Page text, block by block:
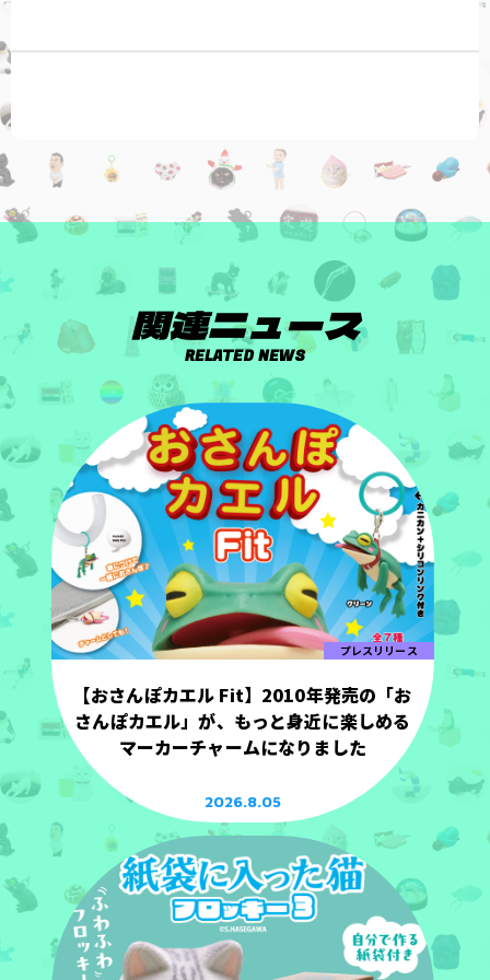
関連ニュース
RELATED NEWS
プレスリリース
【おさんぽカエル Fit】2010年発売の「お
さんぽカエル」が、もっと身近に楽しめる
マーカーチャームになりました
2026.8.05